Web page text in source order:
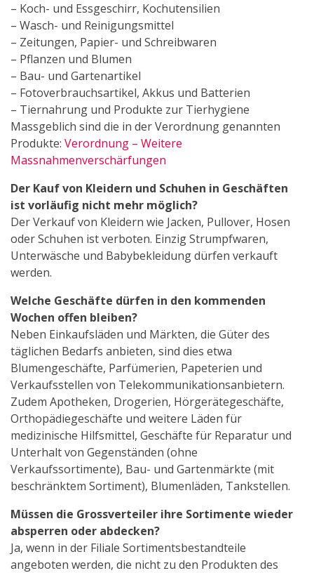
– Koch- und Essgeschirr, Kochutensilien
– Wasch- und Reinigungsmittel
– Zeitungen, Papier- und Schreibwaren
– Pflanzen und Blumen
– Bau- und Gartenartikel
– Fotoverbrauchsartikel, Akkus und Batterien
– Tiernahrung und Produkte zur Tierhygiene
Massgeblich sind die in der Verordnung genannten
Produkte: Verordnung – Weitere
Massnahmenverschärfungen
Der Kauf von Kleidern und Schuhen in Geschäften
ist vorläufig nicht mehr möglich?
Der Verkauf von Kleidern wie Jacken, Pullover, Hosen
oder Schuhen ist verboten. Einzig Strumpfwaren,
Unterwäsche und Babybekleidung dürfen verkauft
werden.
Welche Geschäfte dürfen in den kommenden
Wochen offen bleiben?
Neben Einkaufsläden und Märkten, die Güter des
täglichen Bedarfs anbieten, sind dies etwa
Blumengeschäfte, Parfümerien, Papeterien und
Verkaufsstellen von Telekommunikationsanbietern.
Zudem Apotheken, Drogerien, Hörgerätegeschäfte,
Orthopädiegeschäfte und weitere Läden für
medizinische Hilfsmittel, Geschäfte für Reparatur und
Unterhalt von Gegenständen (ohne
Verkaufssortimente), Bau- und Gartenmärkte (mit
beschränktem Sortiment), Blumenläden, Tankstellen.
Müssen die Grossverteiler ihre Sortimente wieder
absperren oder abdecken?
Ja, wenn in der Filiale Sortimentsbestandteile
angeboten werden, die nicht zu den Produkten des